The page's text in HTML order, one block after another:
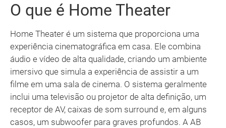
O que é Home Theater
Home Theater é um sistema que proporciona uma
experiência cinematográfica em casa. Ele combina
áudio e vídeo de alta qualidade, criando um ambiente
imersivo que simula a experiência de assistir a um
filme em uma sala de cinema. O sistema geralmente
inclui uma televisão ou projetor de alta definição, um
receptor de AV, caixas de som surround e, em alguns
casos, um subwoofer para graves profundos. A AB